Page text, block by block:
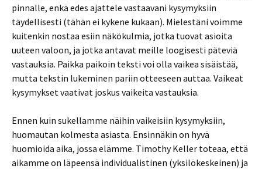
pinnalle, enkä edes ajattele vastaavani kysymyksiin
täydellisesti (tähän ei kykene kukaan). Mielestäni voimme
kuitenkin nostaa esiin näkökulmia, jotka tuovat asioita
uuteen valoon, ja jotka antavat meille loogisesti päteviä
vastauksia. Paikka paikoin teksti voi olla vaikea sisäistää,
mutta tekstin lukeminen pariin otteeseen auttaa. Vaikeat
kysymykset vaativat joskus vaikeita vastauksia.
Ennen kuin sukellamme näihin vaikeisiin kysymyksiin,
huomautan kolmesta asiasta. Ensinnäkin on hyvä
huomioida aika, jossa elämme. Timothy Keller toteaa, että
aikamme on läpeensä individualistinen (yksilökeskeinen) ja